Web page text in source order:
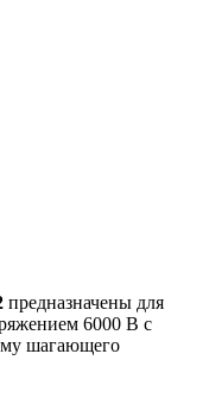
предназначены для
6000 В с
шагающего